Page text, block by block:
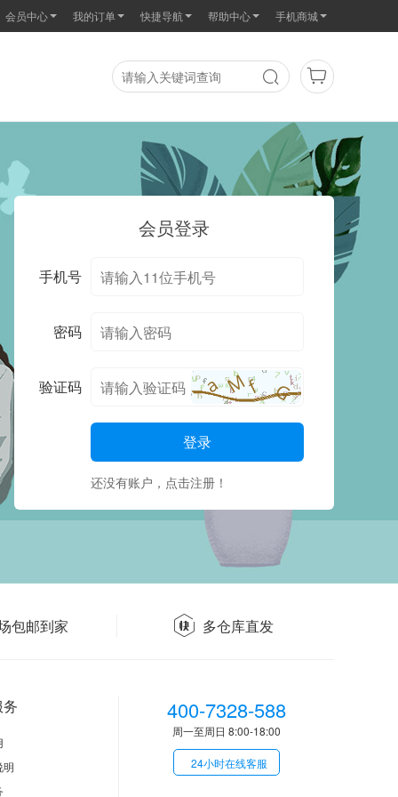
会员中心 我的订单 快捷导航 帮助中心 手机商城
会员登录
手机号
密码
验证码
还没有账户，点击注册！
包邮到家 多仓库直发
明
400-7328-588
周一至周日 8:00-18:00
24小时在线客服